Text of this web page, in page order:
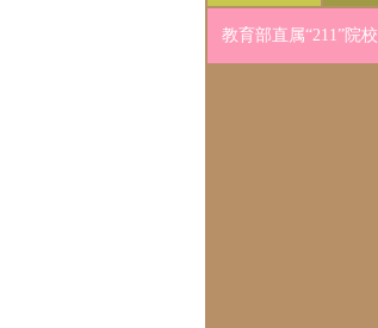
教育部直属“211”院校